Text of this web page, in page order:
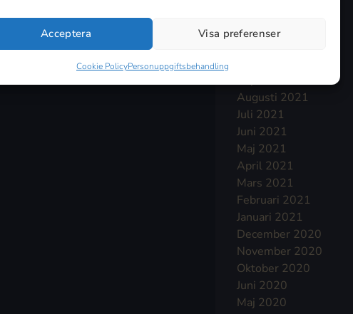
Acceptera Visa preferenser
Cookie PolicyPersonuppgiftsbehandling
December 2021
Augusti 2021
Juli 2021
Juni 2021
Maj 2021
April 2021
Mars 2021
Februari 2021
Januari 2021
December 2020
November 2020
Oktober 2020
Juni 2020
Maj 2020